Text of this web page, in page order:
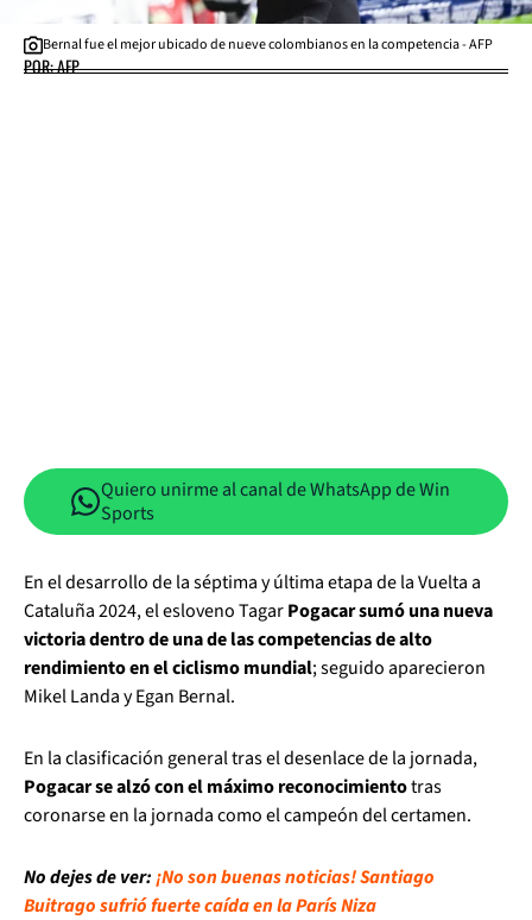
Bernal fue el mejor ubicado de nueve colombianos en la competencia - AFP
POR: AFP
Quiero unirme al canal de WhatsApp de Win
Sports
En el desarrollo de la séptima y última etapa de la Vuelta a
Cataluña 2024, el esloveno TagarPogacar sumó una nueva
victoria dentro de una de las competencias de alto
rendimiento en el ciclismo mundial; seguido aparecieron
Mikel Landa y Egan Bernal.
En la clasificación general tras el desenlace de la jornada,
Pogacar se alzó con el máximo reconocimientotras
coronarse en la jornada como el campeón del certamen.
No dejes de ver:¡No son buenas noticias! Santiago
Buitrago sufrió fuerte caída en la París Niza